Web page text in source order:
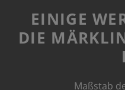
EINIGE
DIE MÄRKLIN
Maßstab